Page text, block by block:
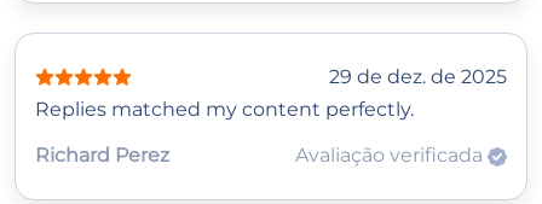
29 de dez. de 2025
Replies matched my content perfectly.
Richard Perez
Avaliação verificada